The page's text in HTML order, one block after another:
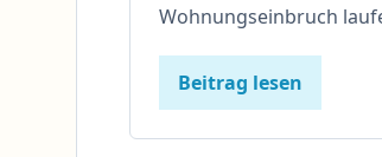
Wohnungseinbruch
Beitrag lesen